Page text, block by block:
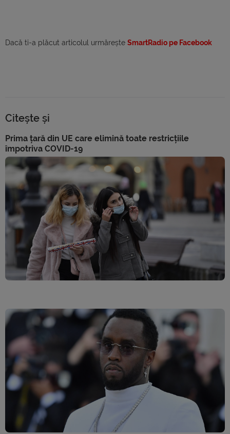
Dacă ti-a plăcut articolul urmărește SmartRadio pe Facebook
Citește și
Prima țară din UE care elimină toate restricțiile
împotriva COVID-19